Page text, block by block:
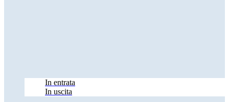
In entrata
In uscita